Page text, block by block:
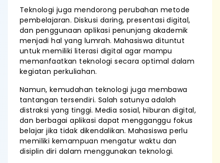
Teknologi juga mendorong perubahan metode
pembelajaran. Diskusi daring, presentasi digital,
dan penggunaan aplikasi penunjang akademik
menjadi hal yang lumrah. Mahasiswa dituntut
untuk memiliki literasi digital agar mampu
memanfaatkan teknologi secara optimal dalam
kegiatan perkuliahan.
Namun, kemudahan teknologi juga membawa
tantangan tersendiri. Salah satunya adalah
distraksi yang tinggi. Media sosial, hiburan digital,
dan berbagai aplikasi dapat mengganggu fokus
belajar jika tidak dikendalikan. Mahasiswa perlu
memiliki kemampuan mengatur waktu dan
disiplin diri dalam menggunakan teknologi.